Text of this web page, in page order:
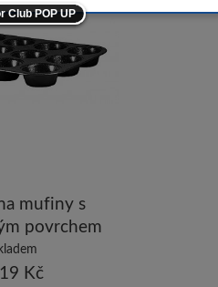
mufiny s
povrchem
Rose
Kč
-5%
Club POP UP